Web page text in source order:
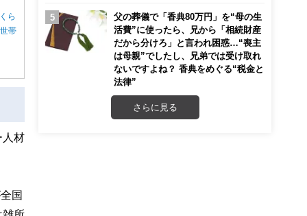
ら
帯
人材
国
父の葬儀で「香典80万円」を“母の生
活費”に使ったら、兄から「相続財産
だから分けろ」と言われ困惑…“喪主
は母親”でしたし、兄弟では受け取れ
ないですよね？ 香典をめぐる“税金と
法律”
さらに見る